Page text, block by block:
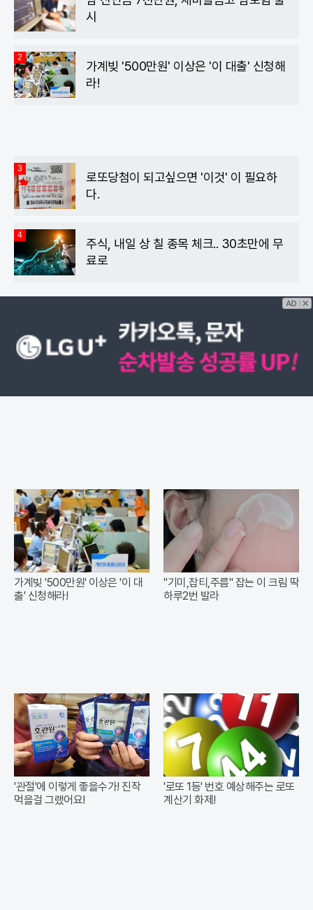
시
2
가계빚 '500만원' 이상은 '이 대출' 신청해
라!
3
로또당첨이 되고싶으면 '이것' 이 필요하
다.
4
주식, 내일 상 칠 종목 체크.. 30초만에 무
료로
가계빚 '500만원' 이상은 '이 대
출' 신청해라!
"기미,잡티,주름" 잡는 이 크림 딱
하루2번 발라
'관절'에 이렇게 좋을수가! 진작
먹을걸 그랬어요!
'로또 1등' 번호 예상해주는 로또
계산기 화제!